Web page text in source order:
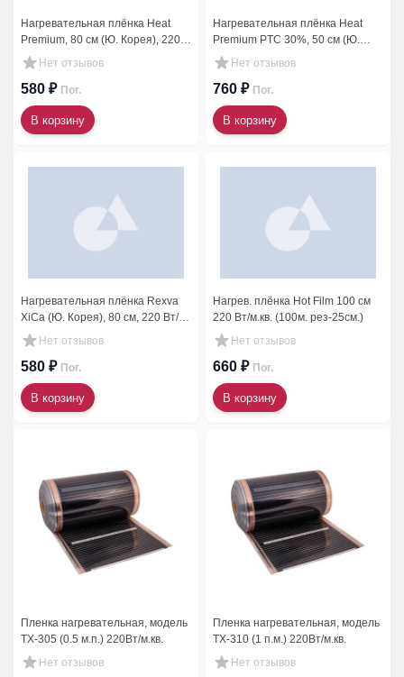
Нагревательная плёнка Heat
Premium, 80 см (Ю. Корея), 220
Вт/м.кв. (100 м) AST-308
Нет отзывов
580 ₽ Пог.
В корзину
Нагревательная плёнка Heat
Premium PTC 30%, 50 см (Ю.
Корея), 220 Вт/м.кв. (150 м), EP-
PTC-305(T)
Нет отзывов
760 ₽ Пог.
В корзину
Нагревательная плёнка Rexva
XiCa (Ю. Корея), 80 см, 220 Вт/
м.кв. (100 м) Rexva co. LTD
Нет отзывов
580 ₽ Пог.
В корзину
Нагрев. плёнка Hot Film 100 см
220 Вт/м.кв. (100м. рез-25см.)
Нет отзывов
660 ₽ Пог.
В корзину
Пленка нагревательная, модель
ТХ-305 (0.5 м.п.) 220Вт/м.кв.
Нет отзывов
Пленка нагревательная, модель
ТХ-310 (1 п.м.) 220Вт/м.кв.
Нет отзывов